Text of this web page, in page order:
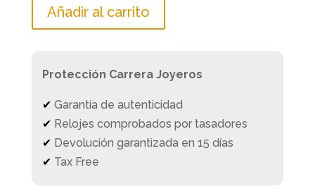
Añadir al carrito
Protección Carrera Joyeros
✔ Garantía de autenticidad
✔ Relojes comprobados por tasadores
✔ Devolución garantizada en 15 días
✔ Tax Free